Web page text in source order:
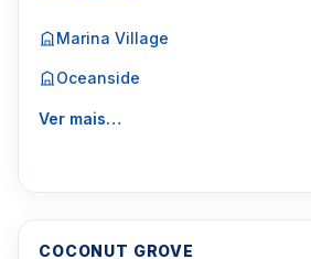
Marina Village
Oceanside
Ver mais…
COCONUT GROVE